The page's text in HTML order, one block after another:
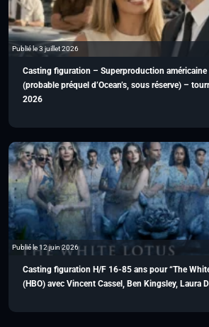
Publié le 3 juillet 2026
Casting figuration – Superproduction américaine
(probable préquel d’Ocean’s, sous réserve) –
2026
Publié le 12 juin 2026
Casting figuration H/F 16-85 ans pour “The
(HBO) avec Vincent Cassel, Ben Kingsley, Laura